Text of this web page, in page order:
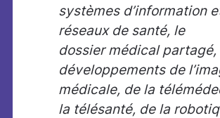
systèmes d’information
réseaux de santé, le
dossier médical partagé,
développements de
médicale, de la
la télésanté, de la